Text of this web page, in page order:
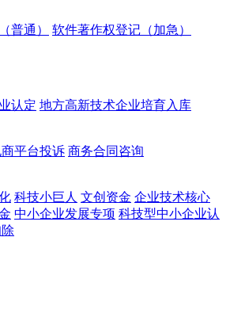
普通）
软件著作权登记（加急）
认定 地方高新技术企业培育入库
商平台投诉 商务合同咨询
科技小巨人 文创资金 企业技术核心
中小企业发展专项 科技型中小企业认